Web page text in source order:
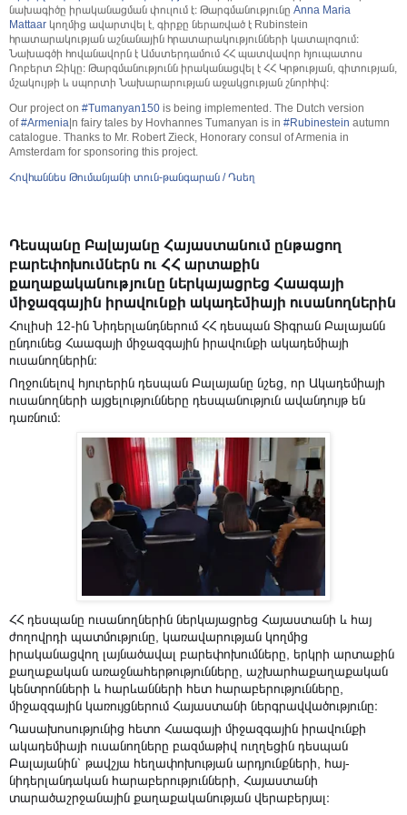
նախագիծը իրականացման փուլում է։ Թարգմանությունը Anna Maria
Mattaar կողմից ավարտվել է, գիրքը ներառված է Rubinstein
հրատարակության աշնանային հրատարակությունների կատալոգում։
Նախագծի հովանավորն է Ամստերդամում ՀՀ պատվավոր հյուպատոս
Ռոբերտ Զիկը։ Թարգմանությունն իրականացվել է ՀՀ Կրթության, գիտության,
մշակույթի և սպորտի Նախարարության աջակցության շնորհիվ։
Our project on #Tumanyan150 is being implemented. The Dutch version
of#Armenia |n fairy tales by Hovhannes Tumanyan is in #Rubinestein autumn
catalogue. Thanks to Mr. Robert Zieck, Honorary consul of Armenia in
Amsterdam for sponsoring this project.
Հովհաննես Թումանյանի տուն-թանգարան / Դսեղ
Դեսպանը Բալայանը Հայաստանում ընթացող
բարեփոխումներն ու ՀՀ արտաքին
քաղաքականությունը ներկայացրեց Հաագայի
միջազգային իրավունքի ակադեմիայի ուսանողներին
Հուլիսի 12-ին Նիդերլանդներում ՀՀ դեսպան Տիգրան Բալայանն
ընդունեց Հաագայի միջազգային իրավունքի ակադեմիայի
ուսանողներին։
Ողջունելով հյուրերին դեսպան Բալայանը նշեց, որ Ակադեմիայի
ուսանողների այցելությունները դեսպանություն ավանդույթ են
դառնում։
ՀՀ դեսպանը ուսանողներին ներկայացրեց Հայաստանի և հայ
ժողովրդի պատմությունը, կառավարության կողմից
իրականացվող լայնածավալ բարեփոխումները, երկրի արտաքին
քաղաքական առաջնահերթությունները, աշխարհաքաղաքական
կենտրոնների և հարևանների հետ հարաբերությունները,
միջազգային կառույցներում Հայաստանի ներգրավվածությունը։
Դասախոսությունից հետո Հաագայի միջազգային իրավունքի
ակադեմիայի ուսանողները բազմաթիվ ուղղեցին դեսպան
Բալայանին՝ թավշյա հեղափոխության արդյունքների, հայ-
նիդերլանդական հարաբերությունների, Հայաստանի
տարածաշրջանային քաղաքականության վերաբերյալ։